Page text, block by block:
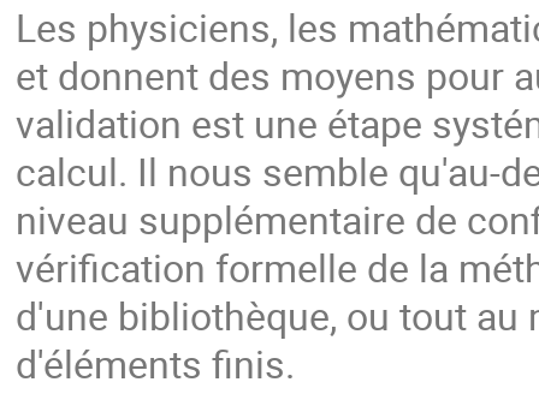
Les physiciens, les
et donnent des moyens pour
validation est une étape
calcul. Il nous semble qu'au-
niveau supplémentaire de
vérification formelle de la
d'une bibliothèque, ou tout
d'éléments finis.